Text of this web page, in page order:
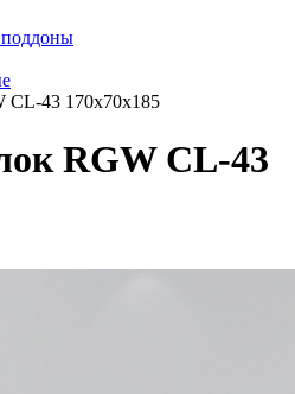
CL-43 170х70х185
RGW CL-43